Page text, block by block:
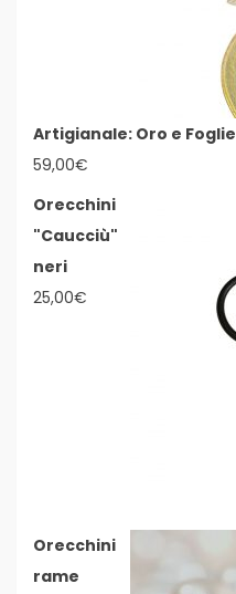
Artigianale: Oro e Foglie
59,00€
Orecchini
"Caucciù"
neri
25,00€
Orecchini
rame